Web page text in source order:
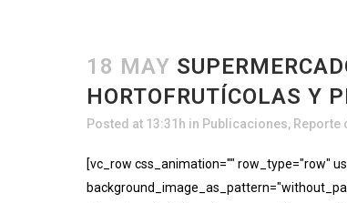
18 MAY
HORTOFRUTÍCOLAS Y
Posted at 13:31h in Publicaciones, Reporte
[vc_row css_animation="" row_type="row"